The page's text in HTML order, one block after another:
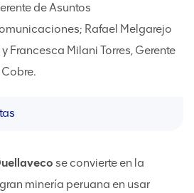
de Asuntos
Rafael Melgarejo
Francesca Milani Torres, Gerente
se convierte en la
minería peruana en usar